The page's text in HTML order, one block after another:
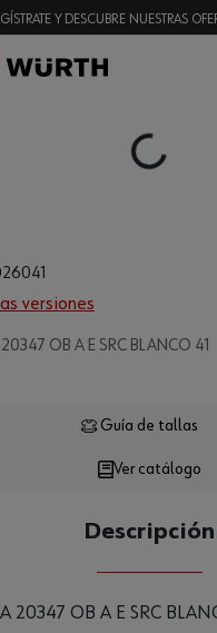
Y DESCUBRE NUESTRAS
Loading...
versiones
OB A E SRC BLANCO 41
Ver catálogo
Guía de tallas
Descripción
20347 OB A E SRC